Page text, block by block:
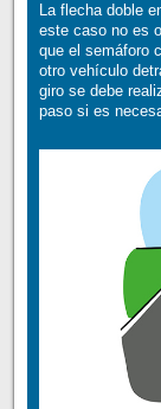
La flecha doble
este caso no es
que el semáforo
otro vehículo
giro se debe
paso si es